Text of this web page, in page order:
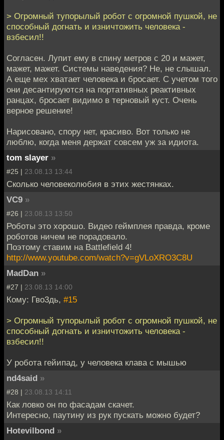
> Огромный тупорылый робот с огромной пушкой, не
способный догнать и изничтожить человека -
взбесил!!
Согласен. Лупит ему в спину метров с 20 и мажет,
мажет, мажет. Системы наведения? Не, не слышал.
А еще мех хватает человека и бросает. С учетом того
они десантируются на портативных реактивных
ранцах, бросает видимо в терновый куст. Очень
верное решение!
Нарисовано, спору нет, красиво. Вот только не
люблю, когда меня держат совсем уж за идиота.
tom slayer »
#25 | 23.08.13 13:44
Сколько человеколюбия в этих жестянках.
VC9 »
#26 | 23.08.13 13:50
Роботы это хорошо. Видео геймплея правда, кроме
роботов ничем не порадовало.
Поэтому ставим на Battlefield 4!
http://www.youtube.com/watch?v=gVLoXRO3C8U
MadDan »
#27 | 23.08.13 14:00
Кому: Гво3дь, #15
> Огромный тупорылый робот с огромной пушкой, не
способный догнать и изничтожить человека -
взбесил!!
У робота гейипад, у человека клава с мышью
nd4said »
#28 | 23.08.13 14:11
Как ловко он по фасадам скачет.
Интересно, паутину из рук пускать можно будет?
Hotevilbond »